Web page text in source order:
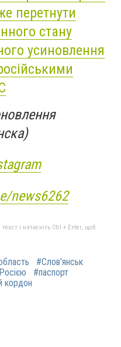
перетнути
стану
усиновлення
news6262
і натисніть Ctrl + Enter, щоб
#Слов'янськ
#паспорт
кордон